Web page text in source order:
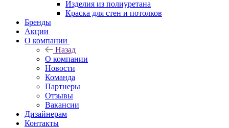
Изделия из полиуретана
Краска для стен и потолков
Бренды
Акции
О компании
Назад
О компании
Новости
Команда
Партнеры
Отзывы
Вакансии
Дизайнерам
Контакты